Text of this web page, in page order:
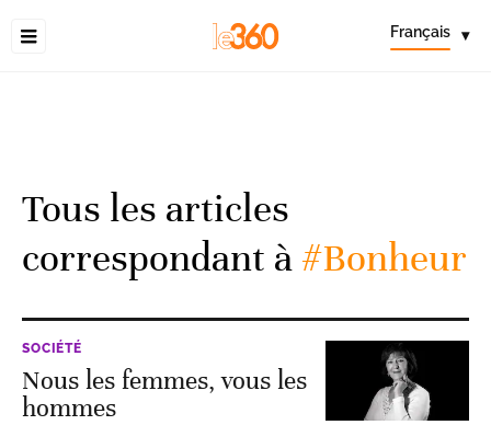
Français ▾
Tous les articles
correspondant à#Bonheur
SOCIÉTÉ
Nous les femmes, vous les
hommes